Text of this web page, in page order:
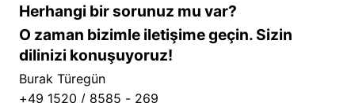
Herhangi bir sorunuz mu var?
O zaman bizimle iletişime geçin. Sizin
dilinizi konuşuyoruz!
Burak Türegün
+49 1520 / 8585 - 269